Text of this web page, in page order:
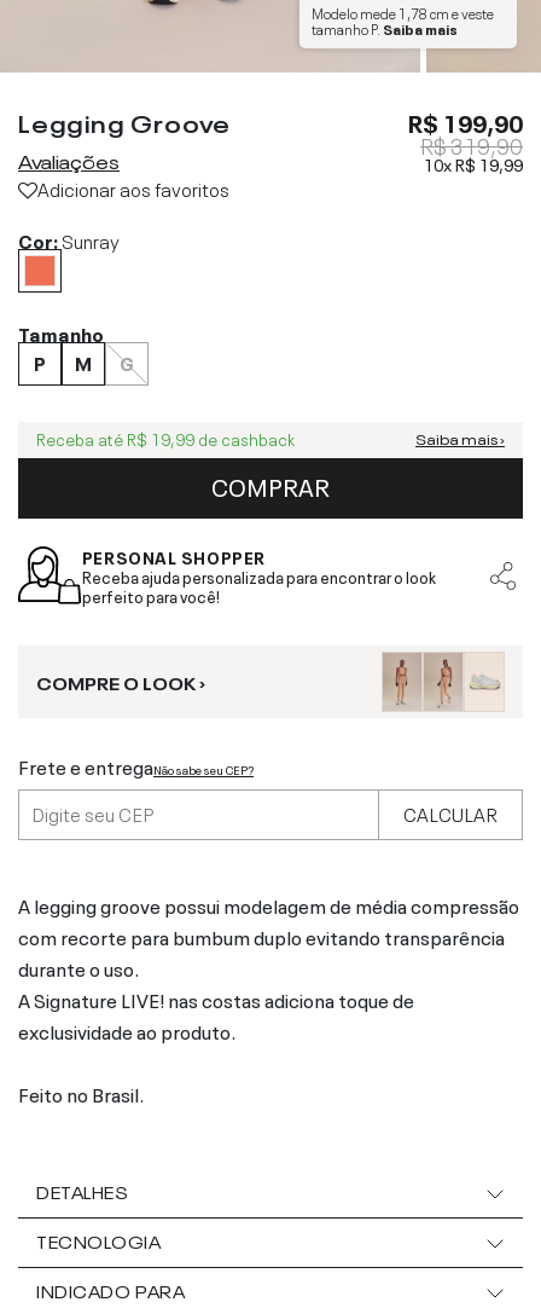
Modelo mede1,78 cme veste
tamanhoP. Saiba mais
Legging Groove
Avaliações
Adicionar aos favoritos
R$ 199,90
R$ 319,90
10xR$ 19,99
Cor:Sunray
Tamanho
P
M G
Receba até R$ 19,99 de cashback Saiba mais ›
COMPRAR
PERSONAL SHOPPER
Receba ajuda personalizada para encontrar o look
perfeito para você!
COMPRE O LOOK ›
Frete e entregaNão sabe seu CEP?
CALCULAR
A legging groove possui modelagem de média compressão
com recorte para bumbum duplo evitando transparência
durante o uso.
A Signature LIVE! nas costas adiciona toque de
exclusividade ao produto.
Feito no Brasil.
DETALHES
TECNOLOGIA
INDICADO PARA